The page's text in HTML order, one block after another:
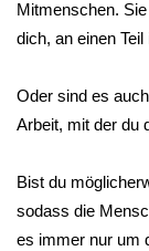
Mitmenschen.
dich, an einen
Oder sind es
Arbeit, mit der du
Bist du
sodass die
es immer nur um